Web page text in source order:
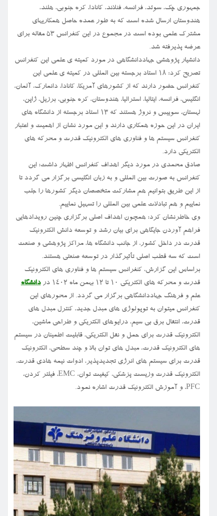
جمهوری چک، سوئد، فرانسه، فنلاند، کانادا، کره جنوبی، هلند،
هندوستان ارسال شده است که به طور عمده حاصل همکاریهای
مشترک علمی بوده است در مجموع در این کنفرانس ۵۳ مقاله برای
عرضه پذیرفته شد.
دانشیار پژوهشی جهاددانشگاهی در مورد کمیته ی علمی این کنفرانس
تصریح کرد: ۱۸ استاد برجسته بین المللی در کمیته ی علمی این
کنفرانس حضور دارند که از کشورهای آمریکا، کانادا، دانمارک، آلمان،
انگلیس، فرانسه، ایتالیا، استرالیا، هندوستان، کره جنوبی، برزیل، ژاپن،
لهستان، سوییس و نروژ هستند که ۱۳ استاد برجسته از دانشگاه های
ایران در این حوزه همکاری دارند و این مورد نشان از اهمیت و اعتبار
کنفرانس سیستم ها و فناوری های الکترونیک قدرت و محرکه های
الکتریکی دارد.
صادق محمدی در مورد دیگر اهداف کنفرانس اظهار داشت: این
کنفرانس به صورت بین المللی و به زبان انگلیسی برگزار می گردد تا
از این طریق بتوانیم هم مشارکت متخصصان دیگر کشورها را جلب
نماییم و هم تبادلات علمی بین المللی را تسهیل نماییم.
وی خاطرنشان کرد: همچون اهداف اصلی برگزاری چنین رویدادهایی
فراهم آوردن جایگاهی برای بیان رشد و توسعه دانش الکترونیک
قدرت در داخل کشور، از جانب دانشگاه ها، مراکز پژوهشی و صنعت
است که سه قطب اصلی تأثیرگذار در توسعه صنعتی هستند.
براساس این گزارش، کنفرانس سیستم ها و فناوری های الکترونیک
قدرت و محرکه های الکتریکی ۱۰ تا ۱۲ بهمن ماه ۱۴۰۲ در
دانشگاه
علم و فرهنگ جهاددانشگاهی برگزار می گردد. از محورهای این
کنفرانس میتوان به توپولوژی های مبدل جدید، کنترل مبدل های
قدرت، انتقال برق بی سیم، درایوهای الکتریکی و طراحی ماشین،
الکترونیک قدرت برای حمل و نقل الکتریکی، قابلیت اطمینان در سیستم
های الکترونیک قدرت، مبدل های توان بالا و چند سطحی، الکترونیک
قدرت برای سیستم های انرژی تجدیدپذیر، ادوات نیمه هادی قدرت،
الکترونیک قدرت وزیست پزشکی، کیفیت توان، EMC، فیلتر کردن،
PFC، و آموزش الکترونیک قدرت اشاره نمود.